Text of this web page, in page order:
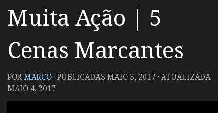
Muita Ação | 5
Cenas Marcantes
PORMARCO · PUBLICADAS MAIO 3, 2017 · ATUALIZADA
MAIO 4, 2017